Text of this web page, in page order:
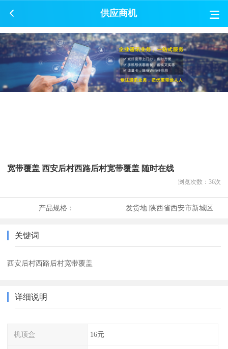
供应商机
宽带覆盖 西安后村西路后村宽带覆盖 随时在线
浏览次数： 36次
产品规格： 发货地:陕西省西安市新城区
关键词
西安后村西路后村宽带覆盖
详细说明
机顶盒 16元